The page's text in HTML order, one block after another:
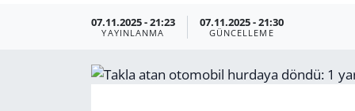
07.11.2025 - 21:23
YAYINLANMA
07.11.2025 - 21:30
GÜNCELLEME